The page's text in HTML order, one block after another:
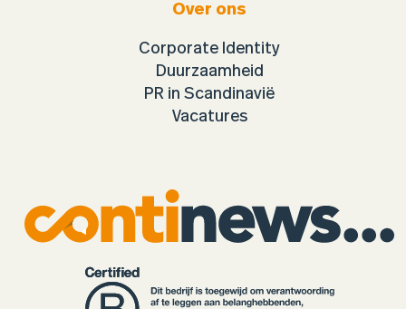
Over ons
Corporate Identity
Duurzaamheid
PR in Scandinavië
Vacatures